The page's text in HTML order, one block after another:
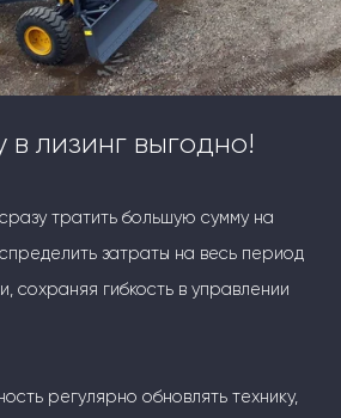
в лизинг выгодно!
тратить большую сумму на
затраты на весь период
сохраняя гибкость в управлении
регулярно обновлять технику,